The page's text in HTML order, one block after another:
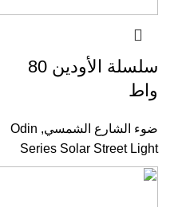
سلسلة الأودين 80
واط
ضوء الشارع الشمسي,
Odin
Series Solar Street Light